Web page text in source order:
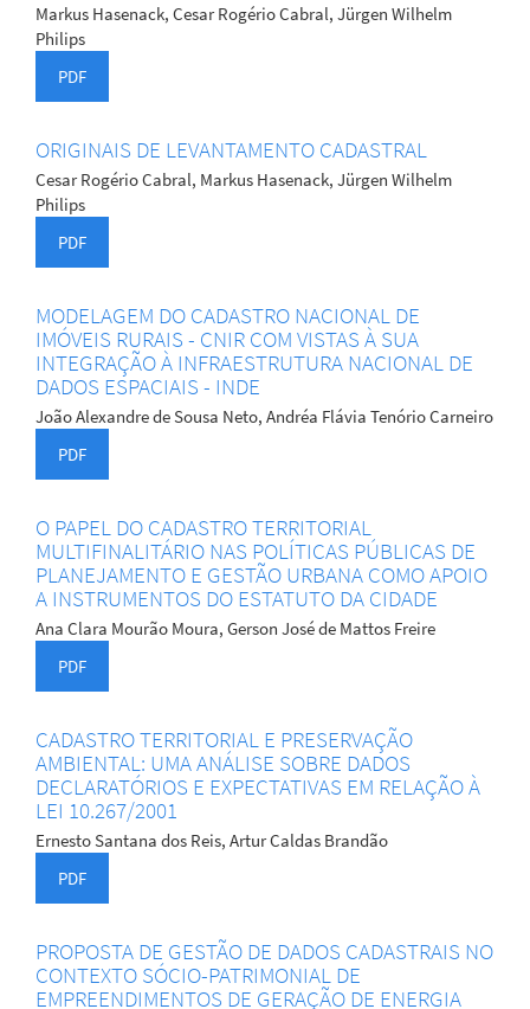
Markus Hasenack, Cesar Rogério Cabral, Jürgen Wilhelm
Philips
PDF
ORIGINAIS DE LEVANTAMENTO CADASTRAL
Cesar Rogério Cabral, Markus Hasenack, Jürgen Wilhelm
Philips
PDF
MODELAGEM DO CADASTRO NACIONAL DE
IMÓVEIS RURAIS - CNIR COM VISTAS À SUA
INTEGRAÇÃO À INFRAESTRUTURA NACIONAL DE
DADOS ESPACIAIS - INDE
João Alexandre de Sousa Neto, Andréa Flávia Tenório Carneiro
PDF
O PAPEL DO CADASTRO TERRITORIAL
MULTIFINALITÁRIO NAS POLÍTICAS PÚBLICAS DE
PLANEJAMENTO E GESTÃO URBANA COMO APOIO
A INSTRUMENTOS DO ESTATUTO DA CIDADE
Ana Clara Mourão Moura, Gerson José de Mattos Freire
PDF
CADASTRO TERRITORIAL E PRESERVAÇÃO
AMBIENTAL: UMA ANÁLISE SOBRE DADOS
DECLARATÓRIOS E EXPECTATIVAS EM RELAÇÃO À
LEI 10.267/2001
Ernesto Santana dos Reis, Artur Caldas Brandão
PDF
PROPOSTA DE GESTÃO DE DADOS CADASTRAIS NO
CONTEXTO SÓCIO-PATRIMONIAL DE
EMPREENDIMENTOS DE GERAÇÃO DE ENERGIA